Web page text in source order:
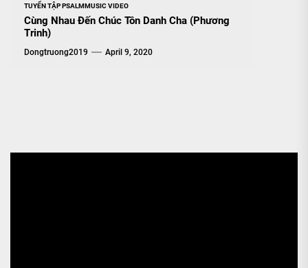
THRU
TUYỂN TẬP PSALMMUSIC VIDEO
Cùng Nhau Đến Chúc Tôn Danh Cha (Phương
Trinh)
Dongtruong2019 April 9, 2020